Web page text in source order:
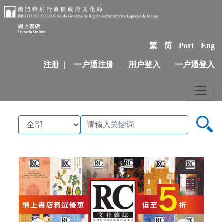
繁 简 Port Eng
注册 | 一户通注册 | 用户登入 | 一户通登入